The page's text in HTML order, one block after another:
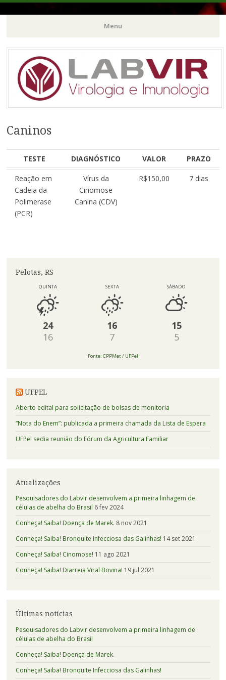
Menu
Pular
para
conteúdo
Caninos
TESTE DIAGNÓSTICO VALOR PRAZO
Reação em
Cadeia da
Polimerase
(PCR)
Vírus da
Cinomose
Canina (CDV)
R$150,00 7 dias
Pelotas, RS
QUINTA
24
16
SEXTA
16
7
SÁBADO
15
5
Fonte: CPPMet / UFPel
UFPEL
Aberto edital para solicitação de bolsas de monitoria
“Nota do Enem”: publicada a primeira chamada da Lista de Espera
UFPel sedia reunião do Fórum da Agricultura Familiar
Atualizações
Pesquisadores do Labvir desenvolvem a primeira linhagem de
células de abelha do Brasil 6 fev 2024
Conheça! Saiba! Doença de Marek. 8 nov 2021
Conheça! Saiba! Bronquite Infecciosa das Galinhas! 14 set 2021
Conheça! Saiba! Cinomose! 11 ago 2021
Conheça! Saiba! Diarreia Viral Bovina! 19 jul 2021
Últimas notícias
Pesquisadores do Labvir desenvolvem a primeira linhagem de
células de abelha do Brasil
Conheça! Saiba! Doença de Marek.
Conheça! Saiba! Bronquite Infecciosa das Galinhas!